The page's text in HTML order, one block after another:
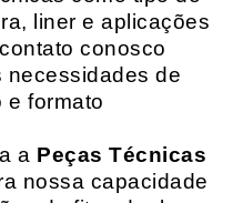
liner e aplicações
conosco
necessidades de
e formato
a Peças Técnicas
nossa capacidade